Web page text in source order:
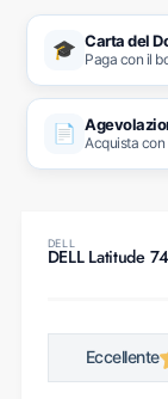
🎓 Carta del
Paga con il
📄 Acquista con
DELL
DELL Latitude
Eccellente